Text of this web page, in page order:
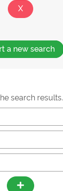
a new search
search results.